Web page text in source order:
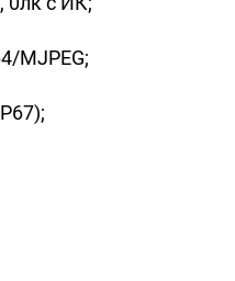
MJPEG;